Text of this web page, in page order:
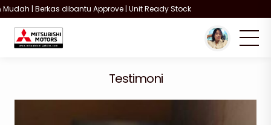
| Berkas dibantu Approve | Unit Ready Stock
You are here :Beranda/Testimoni/Customer Mitsubishi
Testimoni